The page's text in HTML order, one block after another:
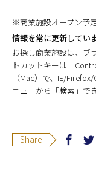
※商業施設オープン予
情報を常に更新していま
お探し商業施設は、
ブ
トカットキーは「
（Mac）で、IE/
ニューから「検索」で
Share